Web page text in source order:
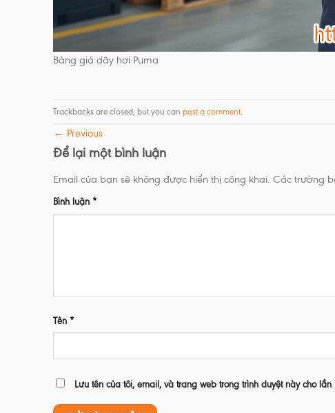
Bảng giá dây hơi Puma
Trackbacks are closed, but you can post a comment
← Previous
Để lại một bình luận
Email của bạn sẽ không được hiển thị công khai. Các trường
Bình luận *
Tên *
Lưu tên của tôi, email, và trang web trong trình duyệt này cho